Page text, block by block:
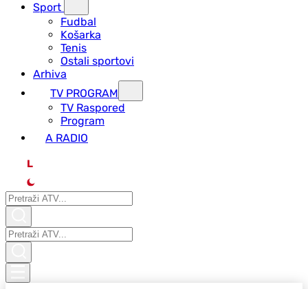
Sport
Fudbal
Košarka
Tenis
Ostali sportovi
Arhiva
TV PROGRAM
ТV Raspored
Program
A RADIO
L